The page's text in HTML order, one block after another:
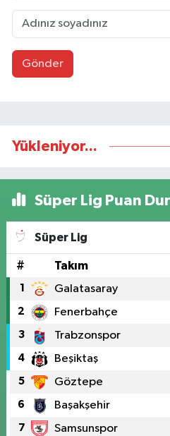
Gönder
Yükleniyor...
Süper Lig Puan
Süper Lig
# Takım
1 Galatasaray
2 Fenerbahçe
3 Trabzonspor
4 Beşiktaş
5 Göztepe
6 Başakşehir
7 Samsunspor